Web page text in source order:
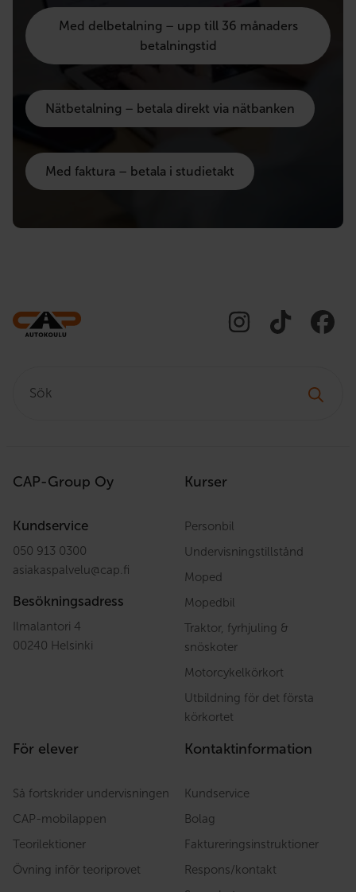
Med delbetalning – upp till 36 månaders
betalningstid
Nätbetalning – betala direkt via nätbanken
Med faktura – betala i studietakt
CAP-Group Oy
Kundservice
050 913 0300
asiakaspalvelu@cap.fi
Besökningsadress
Ilmalantori 4
00240 Helsinki
Kurser
Personbil
Undervisningstillstånd
Moped
Mopedbil
Traktor, fyrhjuling &
snöskoter
Motorcykelkörkort
Utbildning för det första
körkortet
För elever
Så fortskrider undervisningen
CAP-mobilappen
Teorilektioner
Övning inför teoriprovet
Kontaktinformation
Kundservice
Bolag
Faktureringsinstruktioner
Respons/kontakt